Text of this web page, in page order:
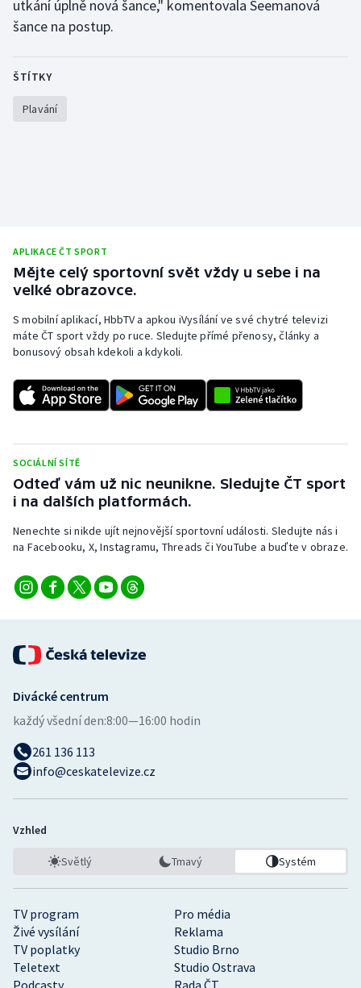
utkání úplně nová šance," komentovala Seemanová
šance na postup.
ŠTÍTKY
Plavání
APLIKACE ČT SPORT
Mějte celý sportovní svět vždy u sebe i na
velké obrazovce.
S mobilní aplikací, HbbTV a apkou iVysílání ve své chytré televizi
máte ČT sport vždy po ruce. Sledujte přímé přenosy, články a
bonusový obsah kdekoli a kdykoli.
SOCIÁLNÍ SÍTĚ
Odteď vám už nic neunikne. Sledujte ČT sport
i na dalších platformách.
Nenechte si nikde ujít nejnovější sportovní události. Sledujte nás i
na Facebooku, X, Instagramu, Threads či YouTube a buďte v obraze.
TV program
Pro média
Živé vysílání
Reklama
TV poplatky
Studio Brno
Teletext
Studio Ostrava
Podcasty
Rada ČT
Divácké centrum
každý všední den:8:00—16:00 hodin
261 136 113
info@ceskatelevize.cz
Vzhled
Světlý Tmavý Systém